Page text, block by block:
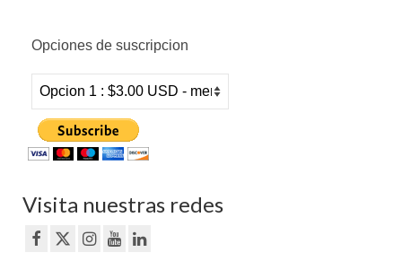
Opciones de suscripcion
Visita nuestras redes